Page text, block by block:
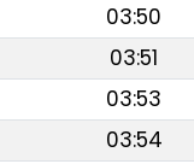
03:50
03:51
03:53
03:54